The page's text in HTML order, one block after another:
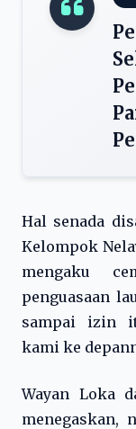
Hal senada
Kelompok
mengaku
penguasaan
sampai izin
kami ke
Wayan Loka
menegaskan,